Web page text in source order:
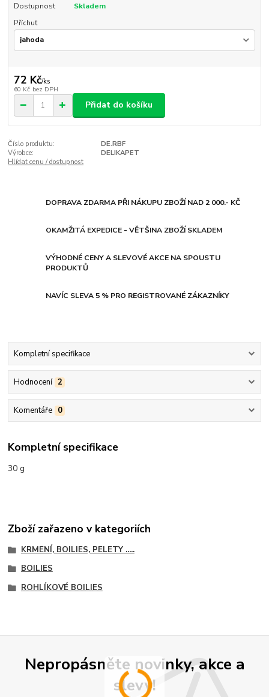
Dostupnost
Skladem
Příchuť
72 Kč/ks
60 Kč bez DPH
Přidat do košíku
Číslo produktu:
DE.RBF
Výrobce:
DELIKAPET
Hlídat cenu / dostupnost
DOPRAVA ZDARMA PŘI NÁKUPU ZBOŽÍ NAD 2 000.- KČ
OKAMŽITÁ EXPEDICE - VĚTŠINA ZBOŽÍ SKLADEM
VÝHODNÉ CENY A SLEVOVÉ AKCE NA SPOUSTU
PRODUKTŮ
NAVÍC SLEVA 5 % PRO REGISTROVANÉ ZÁKAZNÍKY
Kompletní specifikace
Hodnocení 2
Komentáře 0
Kompletní specifikace
30 g
Zboží zařazeno v kategoriích
KRMENÍ, BOILIES, PELETY .....
BOILIES
ROHLÍKOVÉ BOILIES
Nepropásněte novinky, akce a
slevy!